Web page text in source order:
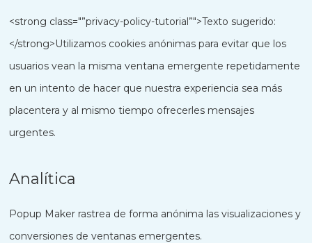
<strong class="”privacy-policy-tutorial”">Texto sugerido:
</strong>Utilizamos cookies anónimas para evitar que los
usuarios vean la misma ventana emergente repetidamente
en un intento de hacer que nuestra experiencia sea más
placentera y al mismo tiempo ofrecerles mensajes
urgentes.
Analítica
Popup Maker rastrea de forma anónima las visualizaciones y
conversiones de ventanas emergentes.